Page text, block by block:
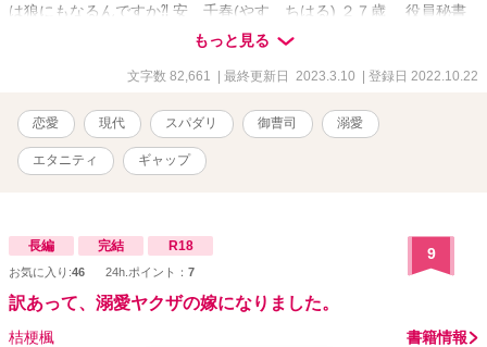
は狼にもなるんですか⁈ 安 千春(やす ちはる) ２７歳 役員秘書
をしている根っからの学級委員タイプ。恋愛経験がないわけではあ
りません！ ただちょっと最近ご無沙汰なだけ。 こんな軽いノリ
のラブコメです。Ｒシーンには＊マークがついています。 初出は
す。 番外編『酸いも甘いも』2023.2.11開始。
もっと見る
文字数 82,661 | 最終更新日 2023.3.10 | 登録日 2022.10.22
恋愛 現代 スパダリ 御曹司 溺愛
エタニティ ギャップ
長編 完結 R18
お気に入り:46 24h.ポイント： 7
9
訳あって、溺愛ヤクザの嫁になりました。
桔梗楓 書籍情報